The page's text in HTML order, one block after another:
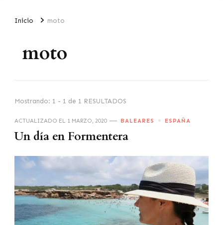
Inicio moto
moto
Mostrando: 1 - 1 de 1 RESULTADOS
ACTUALIZADO EL 1 MARZO, 2020 BALEARES ESPAÑA
Un día en Formentera